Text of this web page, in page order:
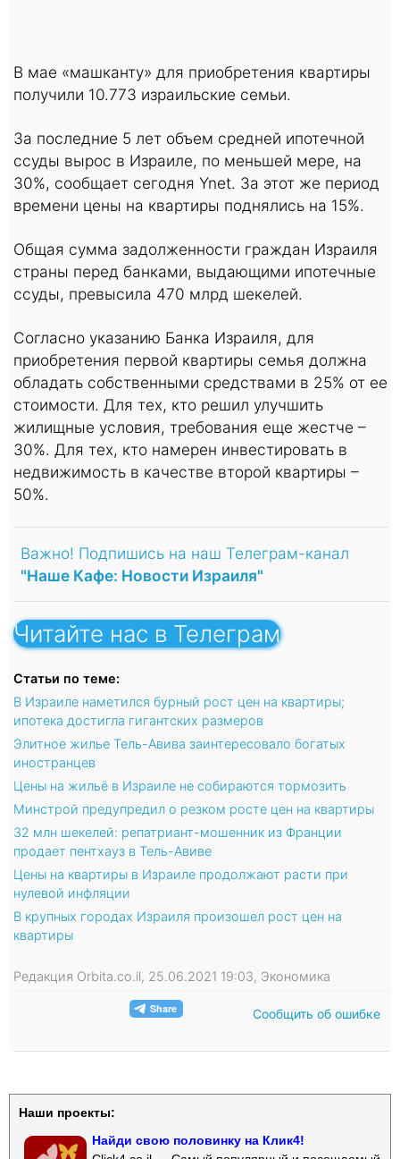
В мае «машканту» для приобретения квартиры
получили 10.773 израильские семьи.
За последние 5 лет объем средней ипотечной
ссуды вырос в Израиле, по меньшей мере, на
30%, сообщает сегодня Ynet. За этот же период
времени цены на квартиры поднялись на 15%.
Общая сумма задолженности граждан Израиля
страны перед банками, выдающими ипотечные
ссуды, превысила 470 млрд шекелей.
Согласно указанию Банка Израиля, для
приобретения первой квартиры семья должна
обладать собственными средствами в 25% от ее
стоимости. Для тех, кто решил улучшить
жилищные условия, требования еще жестче –
30%. Для тех, кто намерен инвестировать в
недвижимость в качестве второй квартиры –
50%.
Важно! Подпишись на наш Телеграм-канал
"Наше Кафе: Новости Израиля"
Читайте нас в Телеграм
Статьи по теме:
В Израиле наметился бурный рост цен на квартиры;
ипотека достигла гигантских размеров
Элитное жилье Тель-Авива заинтересовало богатых
иностранцев
Цены на жильё в Израиле не собираются тормозить
Минстрой предупредил о резком росте цен на квартиры
32 млн шекелей: репатриант-мошенник из Франции
продает пентхауз в Тель-Авиве
Цены на квартиры в Израиле продолжают расти при
нулевой инфляции
В крупных городах Израиля произошел рост цен на
квартиры
Редакция Orbita.co.il, 25.06.2021 19:03, Экономика
Сообщить об ошибке
Наши проекты:
Найди свою половинку на Клик4!